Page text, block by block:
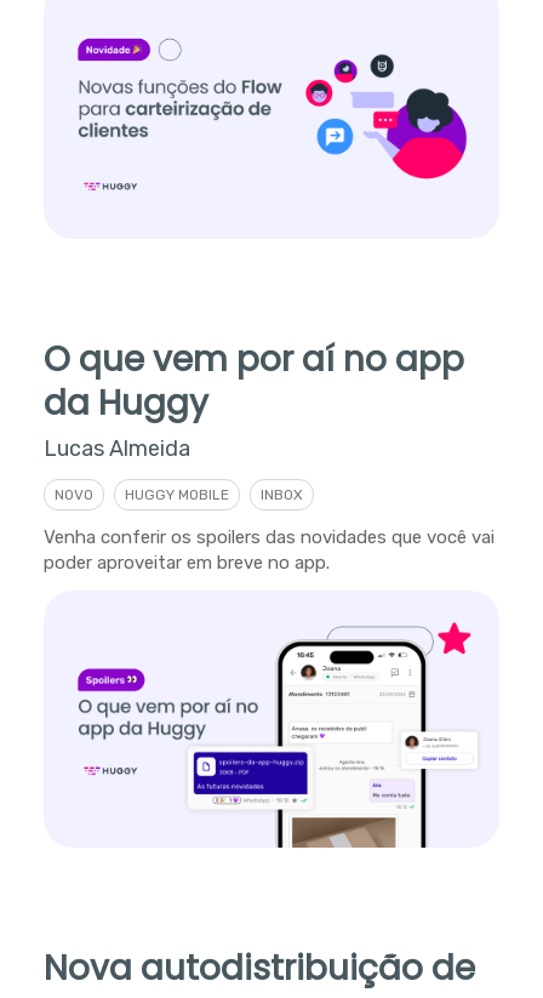
O que vem por aí no app
da Huggy
Lucas Almeida
NOVO HUGGY MOBILE INBOX
Venha conferir os spoilers das novidades que você vai
poder aproveitar em breve no app.
Nova autodistribuição de